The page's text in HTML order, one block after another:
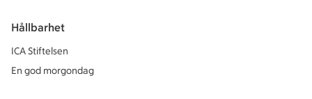
Hållbarhet
ICA Stiftelsen
En god morgondag